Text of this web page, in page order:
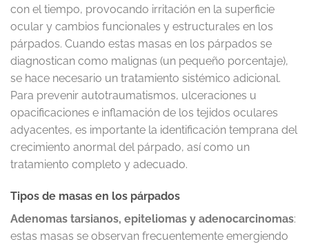
con el tiempo, provocando irritación en la superficie
ocular y cambios funcionales y estructurales en los
párpados. Cuando estas masas en los párpados se
diagnostican como malignas (un pequeño porcentaje),
se hace necesario un tratamiento sistémico adicional.
Para prevenir autotraumatismos, ulceraciones u
opacificaciones e inflamación de los tejidos oculares
adyacentes, es importante la identificación temprana del
crecimiento anormal del párpado, así como un
tratamiento completo y adecuado.
Tipos de masas en los párpados
Adenomas tarsianos, epiteliomas y adenocarcinomas:
estas masas se observan frecuentemente emergiendo